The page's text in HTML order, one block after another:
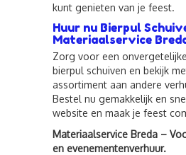
kunt genieten van je feest.
Huur nu Bierpul
Materiaalservice
Zorg voor een
bierpul schuiven en bekijk
assortiment aan andere
Bestel nu gemakkelijk en
website en maak je feest
Materiaalservice Breda –
en evenementenverhuur.